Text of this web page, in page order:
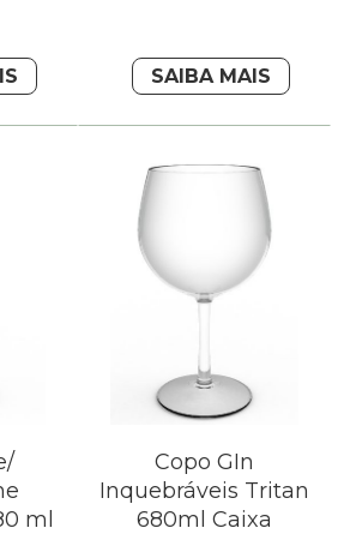
SAIBA MAIS
ml
Copo GIn
Inquebráveis Tritan
680ml Caixa